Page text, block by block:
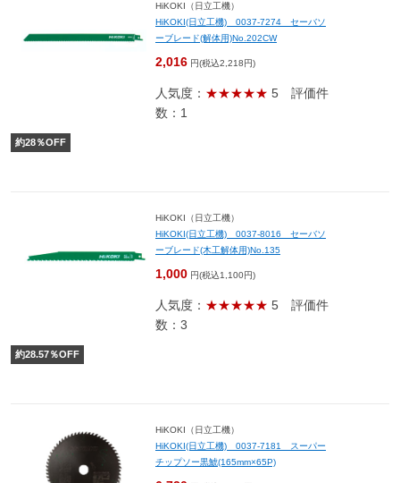
HiKOKI（日立工機）
HiKOKI(日立工機) 0037-7274 セーバソ
ーブレード(解体用)No.202CW
2,016 円(税込2,218円)
人気度： ★★★★★ 5 評価件
数：1
約28％OFF
HiKOKI（日立工機）
HiKOKI(日立工機) 0037-8016 セーバソ
ーブレード(木工解体用)No.135
1,000 円(税込1,100円)
人気度： ★★★★★ 5 評価件
数：3
約28.57％OFF
HiKOKI（日立工機）
HiKOKI(日立工機) 0037-7181 スーパー
チップソー黒鯱(165mm×65P)